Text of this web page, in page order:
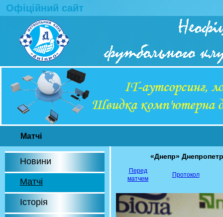
Офіційний сайт
Матчі
Новини
Матчі
Історія
«Днепр»
Перед
матчем
Протокол